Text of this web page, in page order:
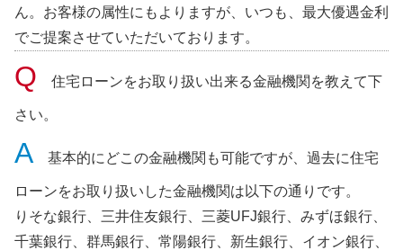
ん。お客様の属性にもよりますが、いつも、最大優遇金利
でご提案させていただいております。
住宅ローンをお取り扱い出来る金融機関を教えて下
さい。
基本的にどこの金融機関も可能ですが、過去に住宅
ローンをお取り扱いした金融機関は以下の通りです。
りそな銀行、三井住友銀行、三菱UFJ銀行、みずほ銀行、
千葉銀行、群馬銀行、常陽銀行、新生銀行、イオン銀行、